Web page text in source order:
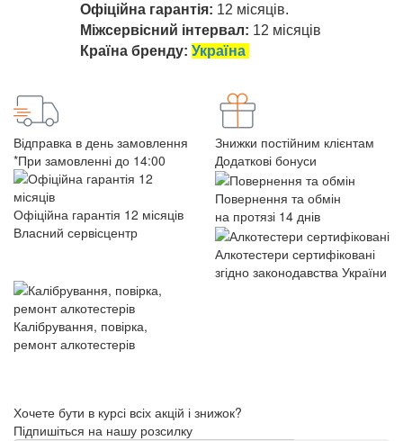
Офіційна гарантія: 12 місяців.
Міжсервісний інтервал: 12 місяців
Країна бренду: Україна
Відправка в день замовлення
*При замовленні до 14:00
Знижки постійним клієнтам
Додаткові бонуси
Офіційна гарантія 12 місяців
Власний сервісцентр
Повернення та обмін
на протязі 14 днів
Алкотестери сертифіковані
згідно законодавства України
Калібрування, повірка,
ремонт алкотестерів
Хочете бути в курсі всіх акцій і знижок?
Підпишіться на нашу розсилку